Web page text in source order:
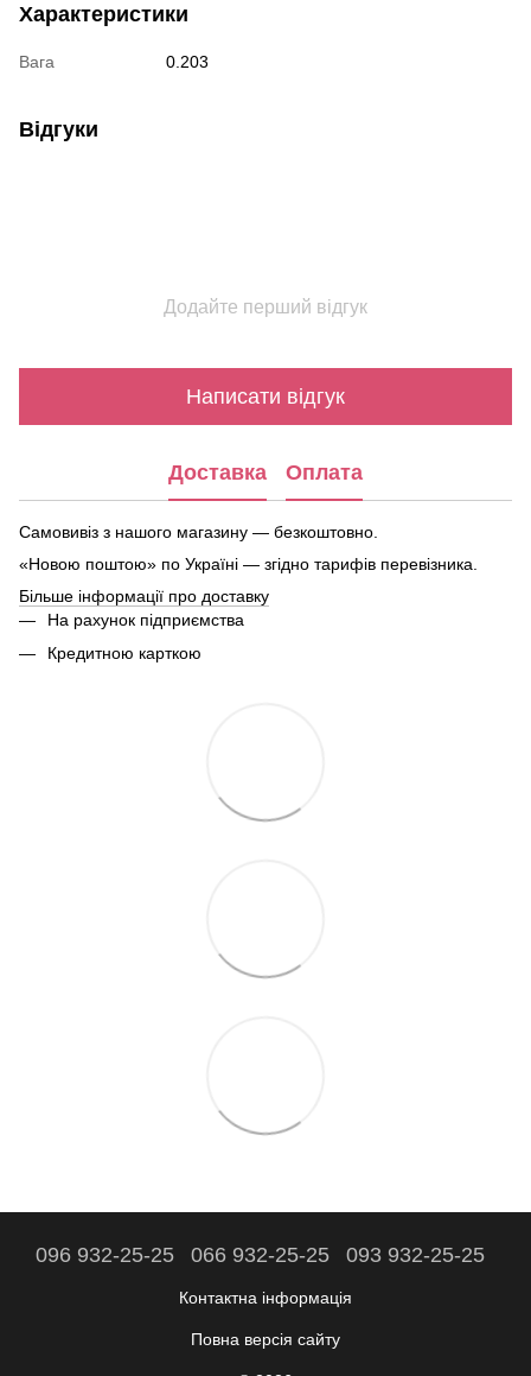
Характеристики
Вага 0.203
Відгуки
Додайте перший відгук
Написати відгук
Доставка Оплата
Самовивіз з нашого магазину — безкоштовно.
«Новою поштою» по Україні — згідно тарифів перевізника.
Більше інформації про доставку
На рахунок підприємства
Кредитною карткою
096 932-25-25 066 932-25-25 093 932-25-25
Контактна інформація
Повна версія сайту